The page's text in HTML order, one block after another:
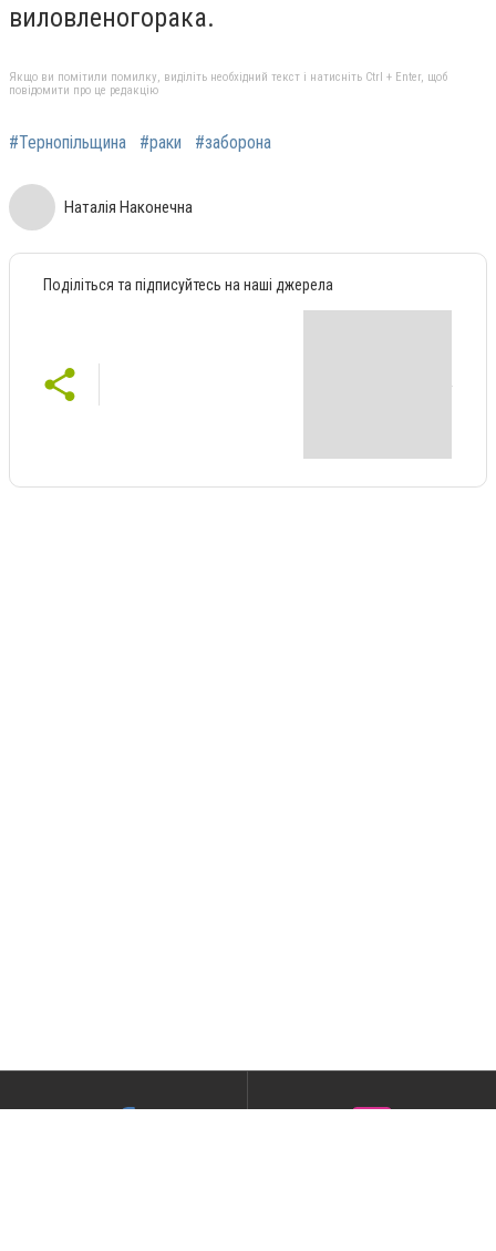
виловленогорака.
Якщо ви помітили помилку, виділіть необхідний текст і натисніть Ctrl + Enter, щоб
повідомити про це редакцію
#Тернопільщина #раки #заборона
Наталія Наконечна
Поділіться та підписуйтесь на наші джерела